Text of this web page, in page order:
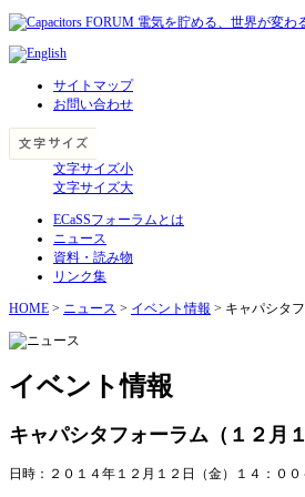
サイトマップ
お問い合わせ
文字サイズ小
文字サイズ大
ECaSSフォーラムとは
ニュース
資料・読み物
リンク集
HOME > ニュース > イベント情報 > キャパシタ
イベント情報
キャパシタフォーラム（１２月
日時：２０１４年１２月１２日（金）１４：００